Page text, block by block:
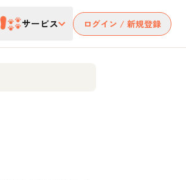
サービス ログイン / 新規登録